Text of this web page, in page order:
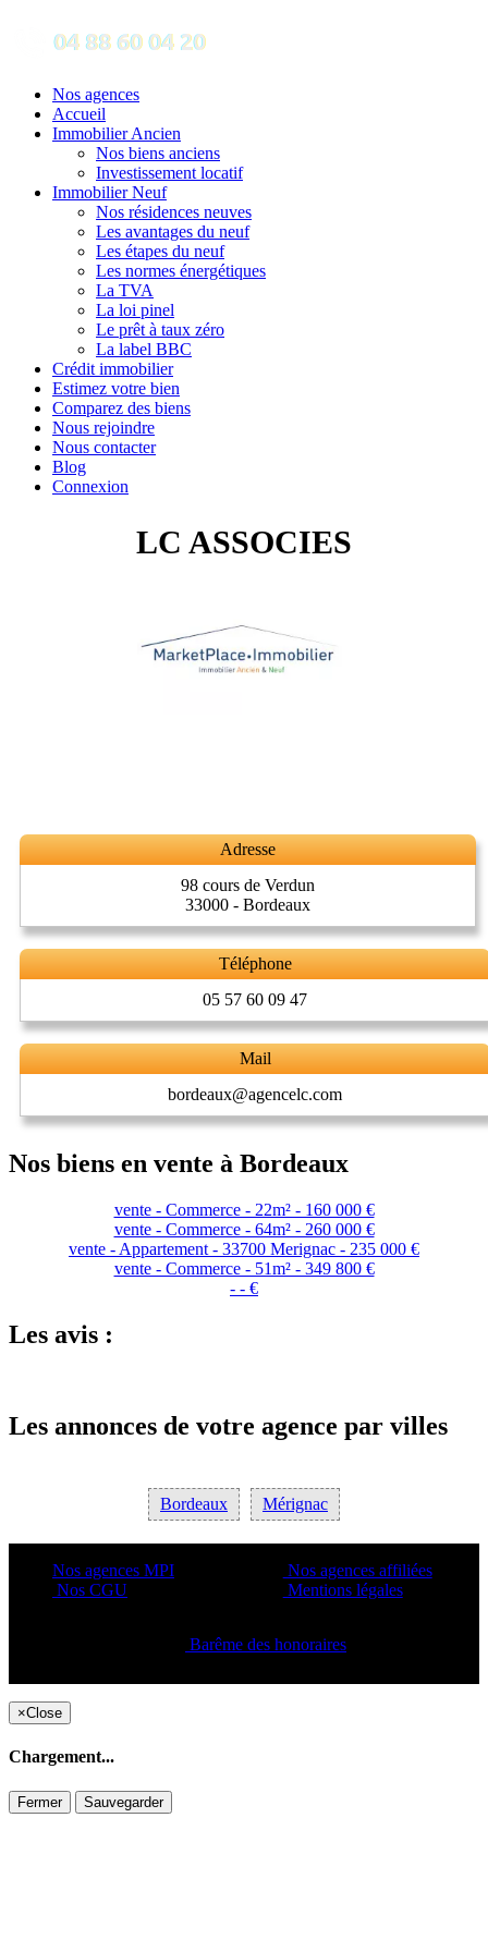
Nos agences
Accueil
Immobilier Ancien
Nos biens anciens
Investissement locatif
Immobilier Neuf
Nos résidences neuves
Les avantages du neuf
Les étapes du neuf
Les normes énergétiques
La TVA
La loi pinel
Le prêt à taux zéro
La label BBC
Crédit immobilier
Estimez votre bien
Comparez des biens
Nous rejoindre
Nous contacter
Blog
Connexion
LC ASSOCIES
Adresse
98 cours de Verdun
33000 - Bordeaux
Téléphone
05 57 60 09 47
Mail
bordeaux@agencelc.com
Nos biens en vente à Bordeaux
vente - Commerce - 22m² - 160 000 €
vente - Commerce - 64m² - 260 000 €
vente - Appartement - 33700 Merignac - 235 000 €
vente - Commerce - 51m² - 349 800 €
- - €
Les avis :
Les annonces de votre agence par villes
Bordeaux Mérignac
Nos agences MPI
Nos CGU
Nos agences affiliées
Mentions légales
Barême des honoraires
×Close
Chargement...
Fermer Sauvegarder